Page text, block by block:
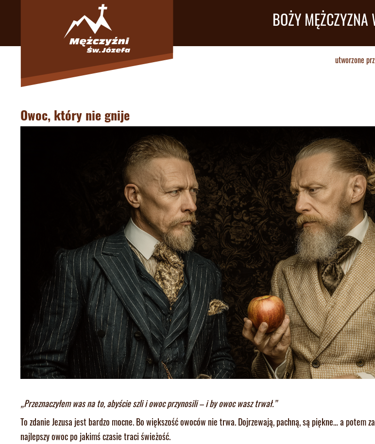
BOŻY
utworzone
Owoc, który nie gnije
„Przeznaczyłem was na to, abyście szli i owoc przynosili – i by owoc wasz trwał.”
To zdanie Jezusa jest bardzo mocne. Bo większość owoców nie trwa. Dojrzewają, pachną, są piękne… a potem
najlepszy owoc po jakimś czasie traci świeżość.